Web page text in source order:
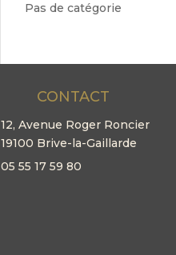
Pas de catégorie
CONTACT
12, Avenue Roger Roncier
19100 Brive-la-Gaillarde
05 55 17 59 80